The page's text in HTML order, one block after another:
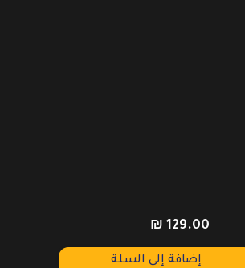
₪ 129.00
إضافة إلى السلة